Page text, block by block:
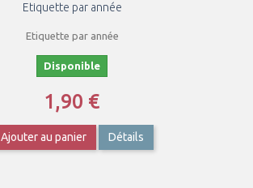
Etiquette par année
Etiquette par année
Disponible
1,90 €
Ajouter au panier Détails